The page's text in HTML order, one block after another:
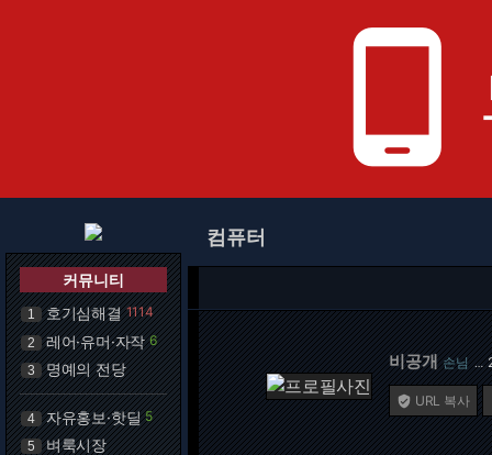
phone_android
커뮤니티
1 호기심해결 1114
2 레어·유머·자작 6
3 명예의 전당
4 자유홍보·핫딜 5
5 벼룩시장
컴퓨터
비공개 손님 …
 URL 복사